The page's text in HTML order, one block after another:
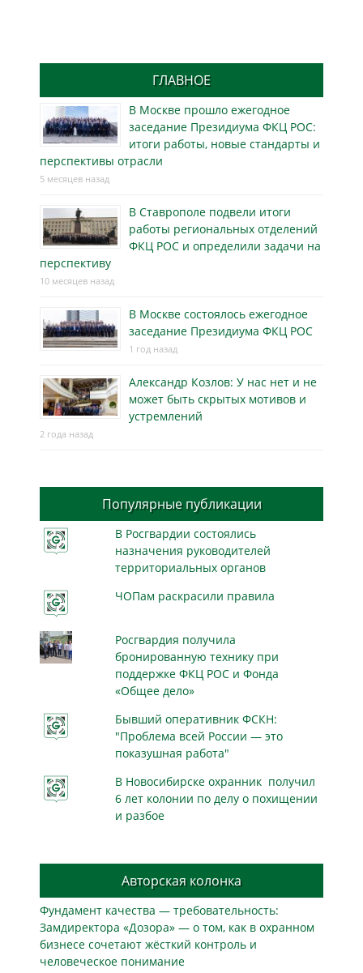
ГЛАВНОЕ
В Москве прошло ежегодное
заседание Президиума ФКЦ РОС:
итоги работы, новые стандарты и
перспективы отрасли
5 месяцев назад
В Ставрополе подвели итоги
работы региональных отделений
ФКЦ РОС и определили задачи на
перспективу
10 месяцев назад
В Москве состоялось ежегодное
заседание Президиума ФКЦ РОС
1 год назад
Александр Козлов: У нас нет и не
может быть скрытых мотивов и
устремлений
2 года назад
Популярные публикации
В Росгвардии состоялись
назначения руководителей
территориальных органов
ЧОПам раскрасили правила
Росгвардия получила
бронированную технику при
поддержке ФКЦ РОС и Фонда
«Общее дело»
Бывший оперативник ФСКН:
"Проблема всей России — это
показушная работа"
В Новосибирске охранник получил
6 лет колонии по делу о похищении
и разбое
Авторская колонка
Фундамент качества — требовательность:
Замдиректора «Дозора» — о том, как в охранном
бизнесe сочетают жёсткий контроль и
человеческое понимание